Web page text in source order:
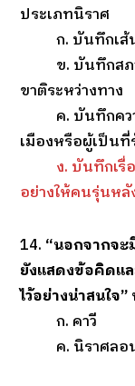
ประเภทนิราศ
ก. บันทึกเส้น
ข. บันทึกสภา
ขาติระหว่างทาง
ค. บันทึกควา
เมืองหรือผู้เป็นที่
ง. บันทึกเรื่
อย่างให้คนรุ่นหลั
14. “นอกจากจะ
ยังแสดงข้อคิดแ
ไว้อย่างน่าสนใจ”
ก. คา
ค. นิราศลอ